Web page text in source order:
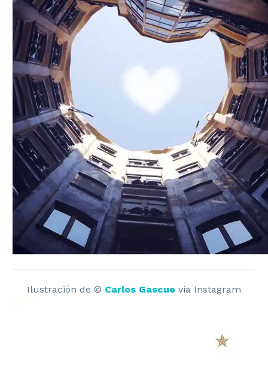
Ilustración de © Carlos Gascue via Instagram